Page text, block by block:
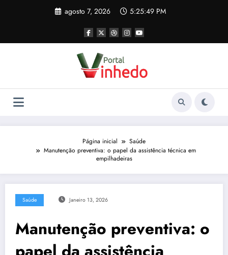
agosto 7, 2026 5:25:50 PM
Página inicial
Saúde
Manutenção preventiva: o papel da assistência técnica em
empilhadeiras
Saúde Janeiro 13, 2026
Manutenção preventiva: o